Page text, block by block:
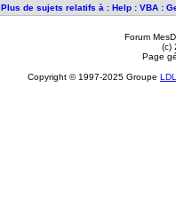
Plus de sujets relatifs à : Help : VBA :
Forum
(c)
Page
Copyright © 1997-2025 Groupe